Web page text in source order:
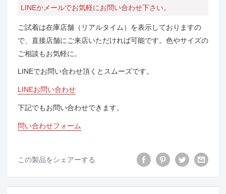
LINEかメールでお気軽にお問い合わせ下さい。
ご試着は在庫店舗（リアルタイム）を表示しておりますの
で、直接店舗にご来店いただければ可能です。色やサイズの
ご相談もお気軽に。
LINEでお問い合わせ頂くとスムーズです。
LINEお問い合わせ
下記でもお問い合わせできます。
問い合わせフォーム
この製品をシェアーする